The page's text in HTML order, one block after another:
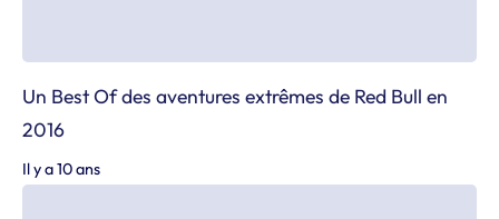
Un Best Of des aventures extrêmes de Red Bull en
2016
Il y a 10 ans